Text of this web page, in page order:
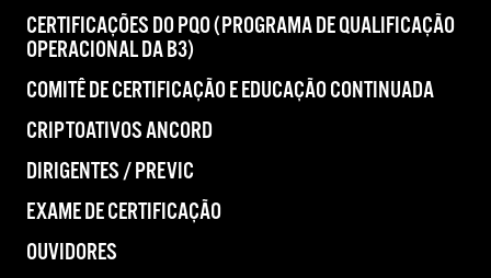
CERTIFICAÇÕES DO PQO (PROGRAMA DE QUALIFICAÇÃO
OPERACIONAL DA B3)
COMITÊ DE CERTIFICAÇÃO E EDUCAÇÃO CONTINUADA
CRIPTOATIVOS ANCORD
DIRIGENTES / PREVIC
EXAME DE CERTIFICAÇÃO
OUVIDORES